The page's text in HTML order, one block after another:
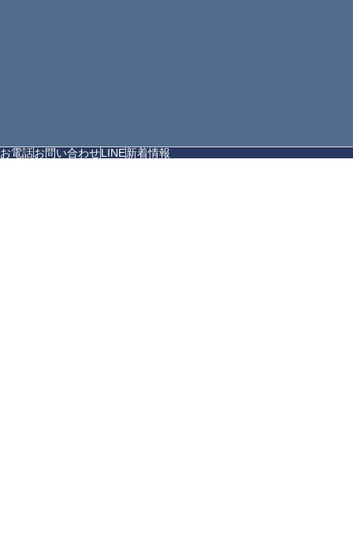
お電話お問い合わせLINE新着情報